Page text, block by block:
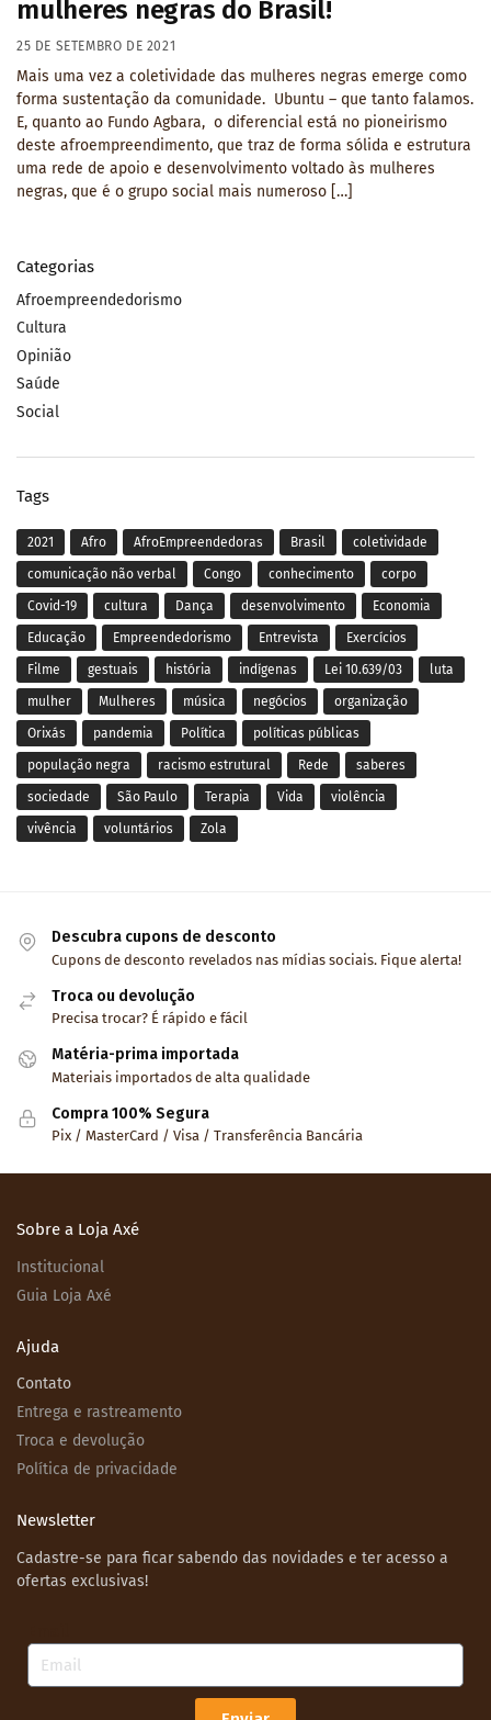
mulheres negras do Brasil!
25 DE SETEMBRO DE 2021
Mais uma vez a coletividade das mulheres negras emerge como
forma sustentação da comunidade. Ubuntu – que tanto falamos.
E, quanto ao Fundo Agbara, o diferencial está no pioneirismo
deste afroempreendimento, que traz de forma sólida e estrutura
uma rede de apoio e desenvolvimento voltado às mulheres
negras, que é o grupo social mais numeroso […]
Categorias
Afroempreendedorismo
Cultura
Opinião
Saúde
Social
Tags
2021 Afro AfroEmpreendedoras Brasil coletividade
comunicação não verbal Congo conhecimento corpo
Covid-19 cultura Dança desenvolvimento Economia
Educação Empreendedorismo Entrevista Exercícios
Filme gestuais história indígenas Lei 10.639/03 luta
mulher Mulheres música negócios organização
Orixás pandemia Política políticas públicas
população negra racismo estrutural Rede saberes
sociedade São Paulo Terapia Vida violência
vivência voluntários Zola
Descubra cupons de desconto
Cupons de desconto revelados nas mídias sociais. Fique alerta!
Troca ou devolução
Precisa trocar? É rápido e fácil
Matéria-prima importada
Materiais importados de alta qualidade
Compra 100% Segura
Pix / MasterCard / Visa / Transferência Bancária
Sobre a Loja Axé
Institucional
Guia Loja Axé
Ajuda
Contato
Entrega e rastreamento
Troca e devolução
Política de privacidade
Newsletter
Cadastre-se para ficar sabendo das novidades e ter acesso a
ofertas exclusivas!